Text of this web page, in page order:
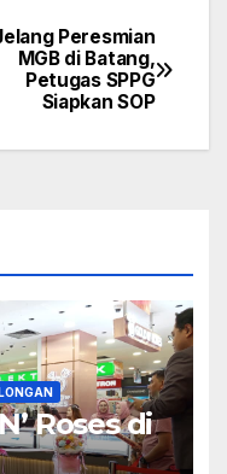
Peresmian
MGB di Batang,
Petugas SPPG
Siapkan SOP
Roses di